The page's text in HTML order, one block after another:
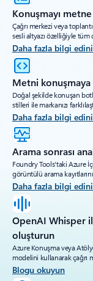
Konuşmayı
Çağrı merkezi veya
sesli altyazı özelliğiyle tüm
Daha fazla bilgi
Metni
Doğal şekilde konuşan
stilleri ile markanızı
Daha fazla bilgi
Arama sonrası
Foundry Tools'taki Azure
görüntülü arama
Daha fazla bilgi
OpenAI Whisper
oluşturun
Azure Konuşma veya
modelini kullanarak çağrı
Blogu okuyun